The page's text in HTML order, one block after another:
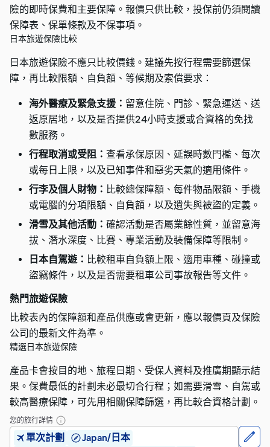
險的即時保費和主要保障。報價只供比較，投保前仍須閱讀
保障表、保單條款及不保事項。
日本旅遊保險比較
日本旅遊保險不應只比較價錢。建議先按行程需要篩選保
障，再比較限額、自負額、等候期及索償要求：
海外醫療及緊急支援： 留意住院、門診、緊急運送、送
返原居地，以及是否提供24小時支援或合資格的免找
數服務。
行程取消或受阻： 查看承保原因、延誤時數門檻、每次
或每日上限，以及已知事件和惡劣天氣的適用條件。
行李及個人財物： 比較總保障額、每件物品限額、手機
或電腦的分項限額、自負額，以及遺失與被盜的定義。
滑雪及其他活動： 確認活動是否屬業餘性質，並留意海
拔、潛水深度、比賽、專業活動及裝備保障等限制。
日本自駕遊： 比較租車自負額上限、適用車種、碰撞或
盜竊條件，以及是否需要租車公司事故報告等文件。
熱門旅遊保險
比較表內的保障額和產品供應或會更新，應以報價頁及保險
公司的最新文件為準。
精選日本旅遊保險
產品卡會按目的地、旅程日期、受保人資料及推廣期顯示結
果。保費最低的計劃未必最切合行程；如需要滑雪、自駕或
較高醫療保障，可先用相關保障篩選，再比較合資格計劃。
您的旅行詳情
單次計劃
Japan/日本